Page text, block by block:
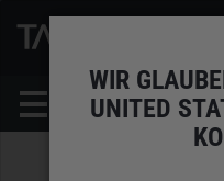
WIR
UNITED